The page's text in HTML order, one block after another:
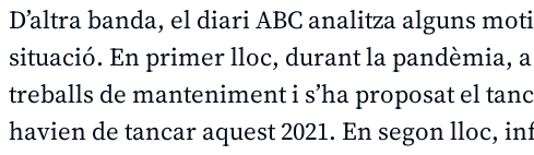
D’altra banda, el diariABCanalitza alguns
situació. En primer lloc, durant la pandèmia,
treballs de manteniment i s’ha proposat el
havien de tancar aquest 2021. En segon lloc,